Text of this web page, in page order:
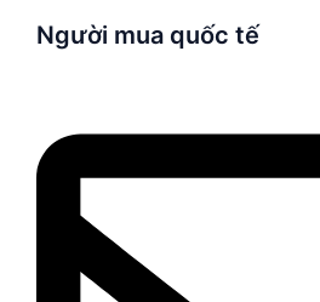
Người mua quốc tế